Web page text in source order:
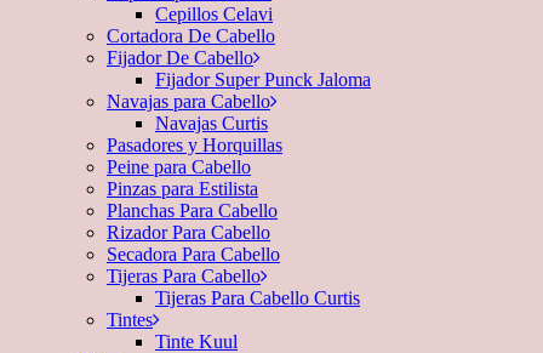
Cepillos Celavi
Cortadora De Cabello
Fijador De Cabello
Fijador Super Punck Jaloma
Navajas para Cabello
Navajas Curtis
Pasadores y Horquillas
Peine para Cabello
Pinzas para Estilista
Planchas Para Cabello
Rizador Para Cabello
Secadora Para Cabello
Tijeras Para Cabello
Tijeras Para Cabello Curtis
Tintes
Tinte Kuul